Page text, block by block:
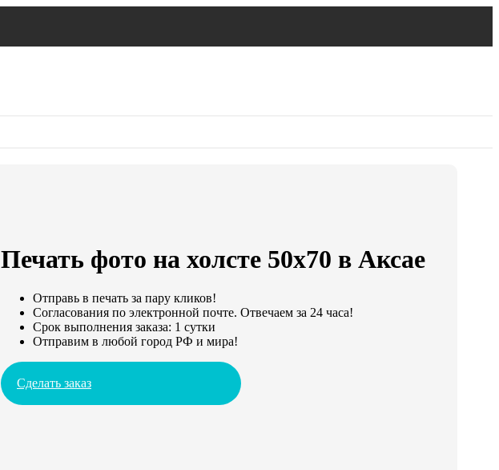
Печать фото на холсте 50х70 в Аксае
Отправь в печать за пару кликов!
Согласования по электронной почте. Отвечаем за 24 часа!
Срок выполнения заказа: 1 сутки
Отправим в любой город РФ и мира!
Сделать заказ